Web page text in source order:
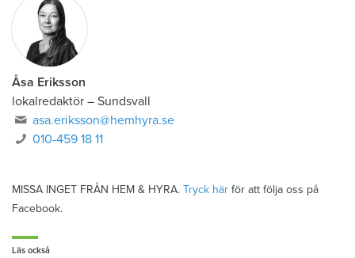
Åsa Eriksson
lokalredaktör – Sundsvall
asa.eriksson@hemhyra.se
010-459 18 11
MISSA INGET FRÅN HEM & HYRA. Tryck här för att följa oss på
Facebook.
Läs också